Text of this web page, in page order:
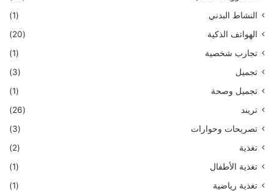
النشاط البدني
(1)
الهواتف الذكية
(20)
تجارب شخصية
(1)
تجميل
(3)
تجميل وصحة
(1)
تريند
(26)
تصريحات وحوارات
(3)
تغذية
(2)
تغذية الأطفال
(1)
تغذية رياضية
(1)